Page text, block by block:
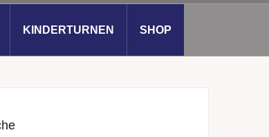
KINDERTURNEN SHOP